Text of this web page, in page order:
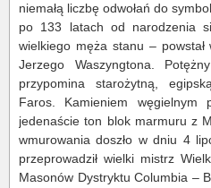
niemałą liczbę odwołań do
po 133 latach od narodzenia
wielkiego męża stanu –
Jerzego Waszyngtona.
przypomina starożytną,
Faros. Kamieniem węgielnym
jedenaście ton blok marmuru z
wmurowania doszło w dniu 4
przeprowadził wielki mistrz
Masonów Dystryktu Columbia –